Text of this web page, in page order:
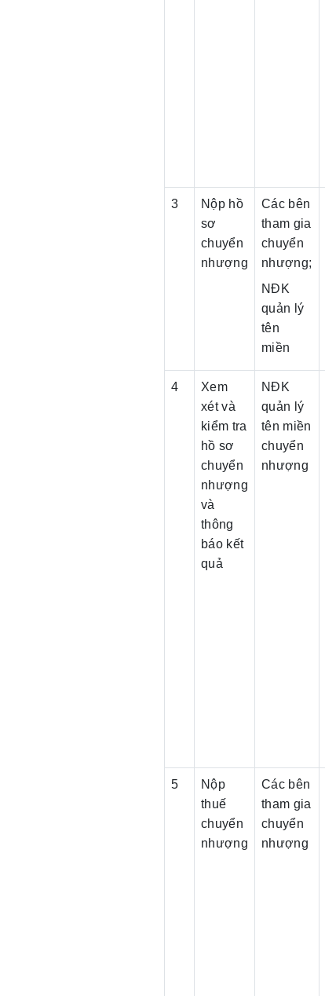
3
Nộp hồ
sơ
chuyển
nhượng
Các bên
tham gia
chuyển
nhượng;
NĐK
quản lý
tên
miền
4
Xem
xét và
kiểm tra
hồ sơ
chuyển
nhượng
và
thông
báo kết
quả
NĐK
quản lý
tên miền
chuyển
nhượng
5
Nộp
thuế
chuyển
nhượng
Các bên
tham gia
chuyển
nhượng